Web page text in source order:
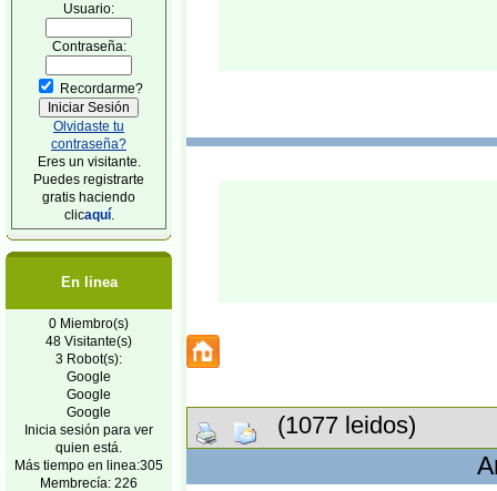
Usuario:
Contraseña:
Recordarme?
Olvidaste tu
contraseña?
Eres un visitante.
Puedes registrarte
gratis haciendo
clicaquí.
En linea
0 Miembro(s)
48 Visitante(s)
3 Robot(s):
Google
Google
Google
Inicia sesión para ver
quien está.
Más tiempo en linea:305
Membrecía: 226
(1077 leidos)